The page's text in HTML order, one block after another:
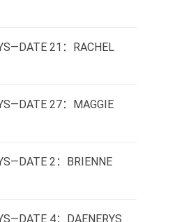
21：RACHEL
27：MAGGIE
2：BRIENNE
4：DAENERYS